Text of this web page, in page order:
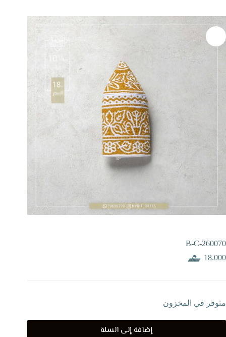
B-C-260070
18.000
متوفر في المخزون
إضافة إلى السلة